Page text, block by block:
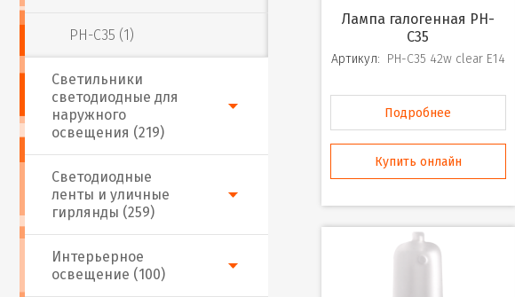
Интерьерное
освещение (100)
PH-С35 (1)
Светодиодные
ленты и уличные
гирлянды (259)
Светильники
светодиодные для
наружного
освещения (219)
Лампа галогенная PH-
С35
Артикул: PH-C35 42w clear E14
Подробнее
Купить онлайн